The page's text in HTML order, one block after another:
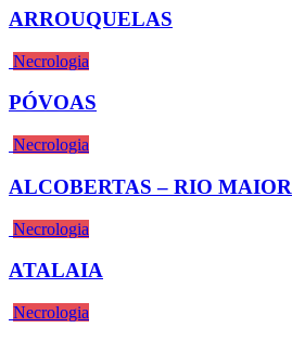
ARROUQUELAS
Necrologia
PÓVOAS
Necrologia
ALCOBERTAS – RIO MAIOR
Necrologia
ATALAIA
Necrologia